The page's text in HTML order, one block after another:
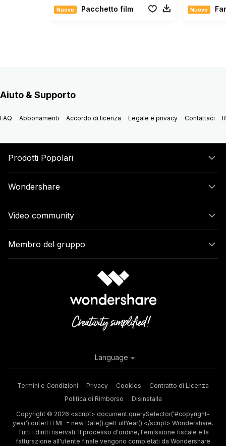
Nuovo Pacchetto film Nuovo
Aiuto & Supporto
FAQ Abbonamenti Accordo di licenza Legale e privacy Contattaci
Prodotti Popolari
Wondershare
Video community
Membro del gruppo
Termini e Condizioni Privacy Cookies
Contratto di Licenza
Politica di Rimborso
Disinstalla
Copyright © 2026 <script> document.querySelector('#copyright-
year').outerHTML = new Date().getFullYear() </script> Wondershare.
Tutti i diritti riservati. Il processo d'ordine, l'emissione fiscale e la
fatturazione all'utente finale vengono completati da Wondershare
Language